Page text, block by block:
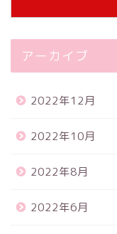
アーカイブ
2022年12月
2022年10月
2022年8月
2022年6月